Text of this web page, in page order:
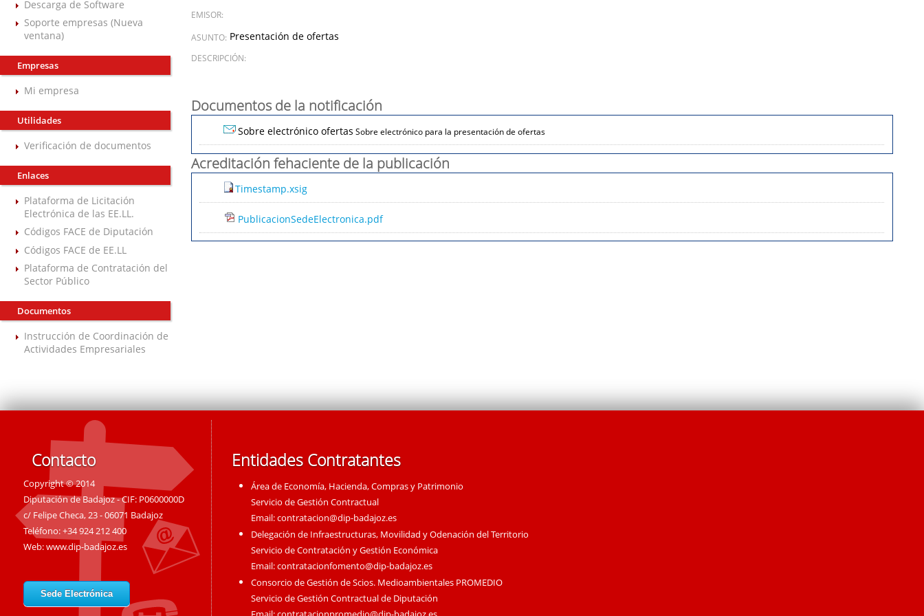
Descarga de Software
Soporte empresas (Nueva
ventana)
Empresas
Mi empresa
Utilidades
Verificación de documentos
Enlaces
Plataforma de Licitación
Electrónica de las EE.LL.
Códigos FACE de Diputación
Códigos FACE de EE.LL
Plataforma de Contratación del
Sector Público
Documentos
Instrucción de Coordinación de
Actividades Empresariales
EMISOR:
ASUNTO: Presentación de ofertas
DESCRIPCIÓN:
Documentos de la notificación
Sobre electrónico ofertas Sobre electrónico para la presentación de ofertas
Acreditación fehaciente de la publicación
Timestamp.xsig
PublicacionSedeElectronica.pdf
Contacto
Copyright © 2014
Diputación de Badajoz - CIF: P0600000D
c/ Felipe Checa, 23 - 06071 Badajoz
Teléfono: +34 924 212 400
Web:www.dip-badajoz.es
Sede Electrónica
Entidades Contratantes
Área de Economía, Hacienda, Compras y Patrimonio
Servicio de Gestión Contractual
Email:contratacion@dip-badajoz.es
Delegación de Infraestructuras, Movilidad y Odenación del Territorio
Servicio de Contratación y Gestión Económica
Email:contratacionfomento@dip-badajoz.es
Consorcio de Gestión de Scios. Medioambientales PROMEDIO
Servicio de Gestión Contractual de Diputación